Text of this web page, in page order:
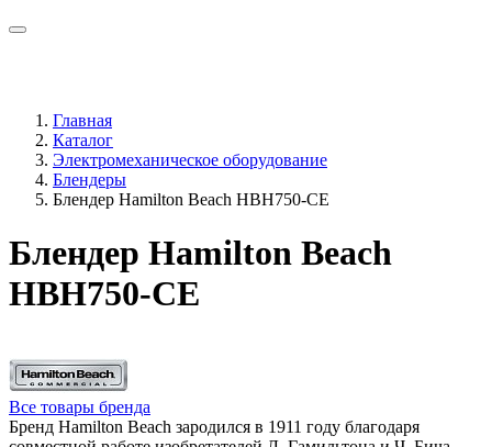
Главная
Каталог
Электромеханическое оборудование
Блендеры
Блендер Hamilton Beach HBH750-CE
Блендер Hamilton Beach
HBH750-CE
Все товары бренда
Бренд Hamilton Beach зародился в 1911 году благодаря